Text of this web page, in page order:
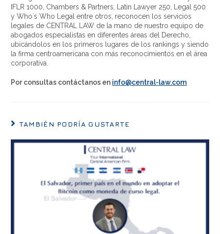
IFLR 1000, Chambers & Partners, Latin Lawyer 250, Legal 500
y Who´s Who Legal entre otros, reconocen los servicios
legales de CENTRAL LAW de la mano de nuestro equipo de
abogados especialistas en diferentes áreas del Derecho,
ubicándolos en los primeros lugares de los rankings y siendo
la firma centroamericana con más reconocimientos en el área
corporativa.
Por consultas contáctanos en info@central-law.com
TAMBIÉN PODRÍA GUSTARTE